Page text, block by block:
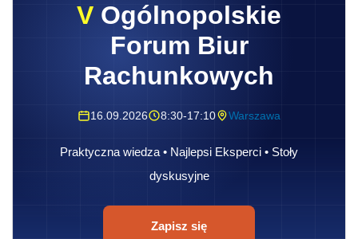
V Ogólnopolskie
Forum Biur
Rachunkowych
16.09.2026 8:30-17:10 Warszawa
Praktyczna wiedza • Najlepsi Eksperci • Stoły
dyskusyjne
Zapisz się